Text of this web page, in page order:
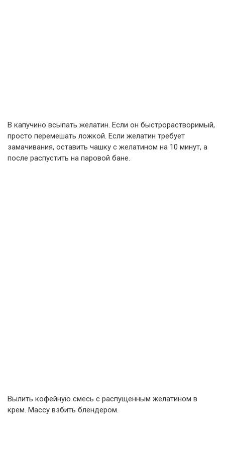
В капучино всыпать желатин. Если он быстрорастворимый,
просто перемешать ложкой. Если желатин требует
замачивания, оставить чашку с желатином на 10 минут, а
после распустить на паровой бане.
Вылить кофейную смесь с распущенным желатином в
крем. Массу взбить блендером.